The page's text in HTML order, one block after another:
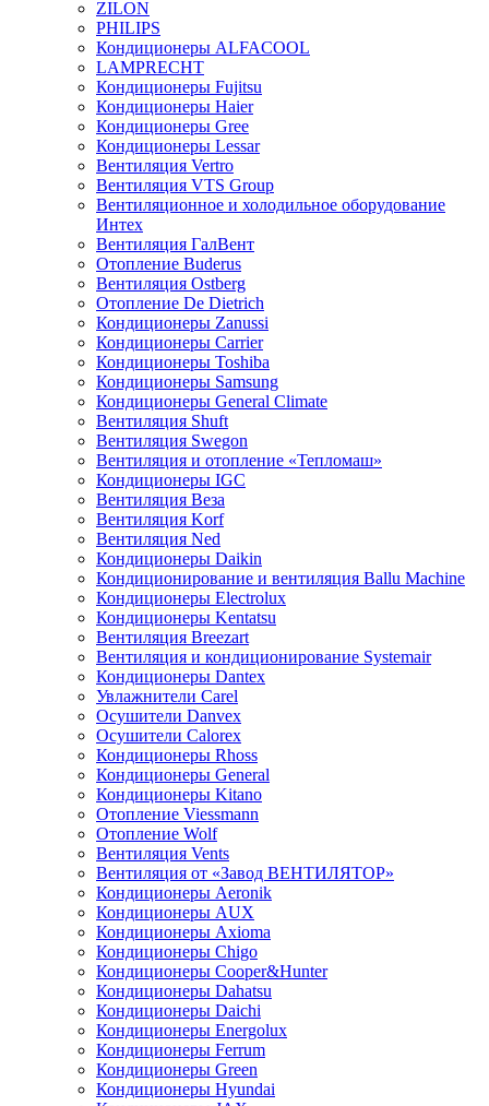
ZILON
PHILIPS
Кондиционеры ALFACOOL
LAMPRECHT
Кондиционеры Fujitsu
Кондиционеры Haier
Кондиционеры Gree
Кондиционеры Lessar
Вентиляция Vertro
Вентиляция VTS Group
Вентиляционное и холодильное оборудование
Интех
Вентиляция ГалВент
Отопление Buderus
Вентиляция Ostberg
Отопление De Dietrich
Кондиционеры Zanussi
Кондиционеры Carrier
Кондиционеры Toshiba
Кондиционеры Samsung
Кондиционеры General Climate
Вентиляция Shuft
Вентиляция Swegon
Вентиляция и отопление «Тепломаш»
Кондиционеры IGC
Вентиляция Веза
Вентиляция Korf
Вентиляция Ned
Кондиционеры Daikin
Кондиционирование и вентиляция Ballu Machine
Кондиционеры Electrolux
Кондиционеры Kentatsu
Вентиляция Breezart
Вентиляция и кондиционирование Systemair
Кондиционеры Dantex
Увлажнители Carel
Осушители Danvex
Осушители Calorex
Кондиционеры Rhoss
Кондиционеры General
Кондиционеры Kitano
Отопление Viessmann
Отопление Wolf
Вентиляция Vents
Вентиляция от «Завод ВЕНТИЛЯТОР»
Кондиционеры Aeronik
Кондиционеры AUX
Кондиционеры Axioma
Кондиционеры Chigo
Кондиционеры Cooper&Hunter
Кондиционеры Dahatsu
Кондиционеры Daichi
Кондиционеры Energolux
Кондиционеры Ferrum
Кондиционеры Green
Кондиционеры Hyundai